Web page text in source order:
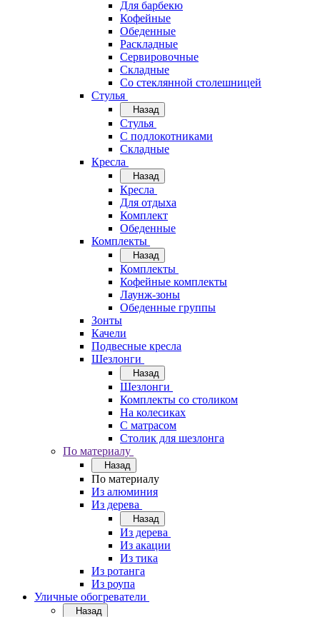
Для барбекю
Кофейные
Обеденные
Раскладные
Сервировочные
Складные
Со стеклянной столешницей
Стулья
Назад
Стулья
С подлокотниками
Складные
Кресла
Назад
Кресла
Для отдыха
Комплект
Обеденные
Комплекты
Назад
Комплекты
Кофейные комплекты
Лаунж-зоны
Обеденные группы
Зонты
Качели
Подвесные кресла
Шезлонги
Назад
Шезлонги
Комплекты со столиком
На колесиках
С матрасом
Столик для шезлонга
По материалу
Назад
По материалу
Из алюминия
Из дерева
Назад
Из дерева
Из акации
Из тика
Из ротанга
Из роупа
Уличные обогреватели
Назад